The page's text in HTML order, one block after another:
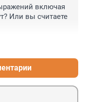
включая
Или вы считаете